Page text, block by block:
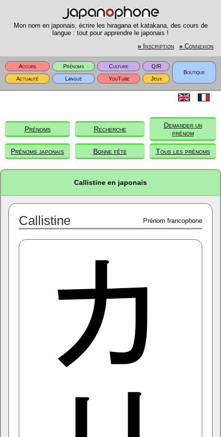
Mon nom en japonais, écrire les hiragana et katakana, des cours de
langue : tout pour apprendre le japonais !
» Inscription » Connexion
Accueil Prénoms Culture
Q/R
Boutique
Actualité
Langue YouTube Jeux
Prénoms Recherche
Demander un
prénom
Prénoms japonais Bonne fête Tous les prénoms
Callistine en japonais
Callistine Prénom francophone